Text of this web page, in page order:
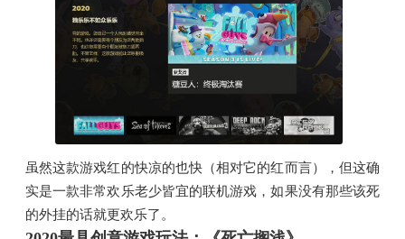
虽然这款游戏红的快凉的也快（相对它的红而言），但这确
实是一款非常欢乐老少皆宜的联机游戏，如果没有那些该死
的外挂的话就更欢乐了。